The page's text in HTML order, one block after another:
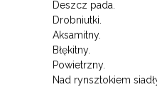
Deszcz pada.
Drobniutki.
Aksamitny.
Błękitny.
Powietrzny.
Nad rynsztokiem